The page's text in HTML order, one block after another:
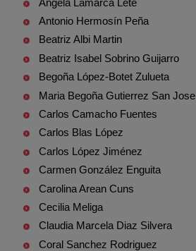
Antonio Hermosín Peña
Beatriz Albi Martin
Beatriz Isabel Sobrino Guijarro
Begoña López-Botet Zulueta
Maria Begoña Gutierrez San Jose
Carlos Camacho Fuentes
Carlos Blas López
Carlos López Jiménez
Carmen González Enguita
Carolina Arean Cuns
Cecilia Meliga
Claudia Marcela Diaz Silvera
Coral Sanchez Rodriguez